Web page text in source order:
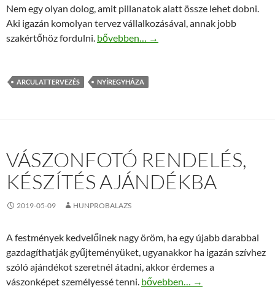
Nem egy olyan dolog, amit pillanatok alatt össze lehet dobni.
Aki igazán komolyan tervez vállalkozásával, annak jobb
szakértőhöz fordulni. Arculat tervezés Nyíregyháza, hogy ne
bővebben… →
ARCULATTERVEZÉS NYÍREGYHÁZA
VÁSZONFOTÓ RENDELÉS,
KÉSZÍTÉS AJÁNDÉKBA
2019-05-09 HUNPROBALAZS
A festmények kedvelőinek nagy öröm, ha egy újabb darabbal
gazdagíthatják gyűjteményüket, ugyanakkor ha igazán szívhez
szóló ajándékot szeretnél átadni, akkor érdemes a
vászonképet személyessé tenni. Vászonfotó rendelés, készítés
bővebben… →